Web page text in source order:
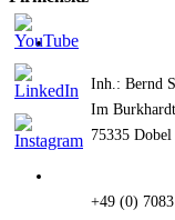
Inh.: Bernd
Im
75335 Dobel
+49 (0)